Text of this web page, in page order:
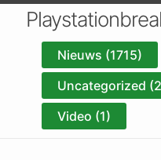
Nieuws (1715)
Uncategorized
Video (1)